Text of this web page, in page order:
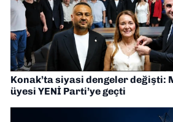
Konak’ta siyasi dengeler değişti:
üyesi YENİ Parti’ye geçti